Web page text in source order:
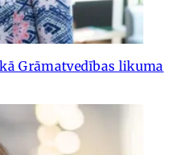
Grāmatvedības likuma